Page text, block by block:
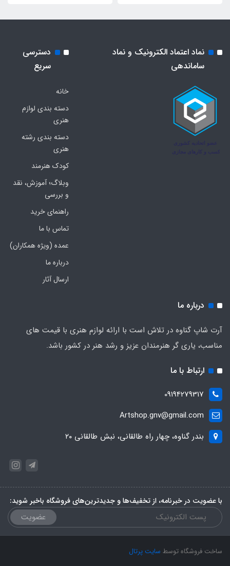
نماد اعتماد الکترونیک و نماد
ساماندهی
دسترسی
سریع
خانه
دسته بندی لوازم
هنری
دسته بندی رشته
هنری
کودک هنرمند
وبلاگ؛ آموزش، نقد
و بررسی
راهنمای خرید
تماس با ما
عمده (ویژه همکاران)
درباره ما
ارسال آثار
درباره ما
آرت شاپ گناوه در تلاش است با ارائه لوازم هنری با قیمت های
مناسب، یاری گر هنرمندان عزیز و رشد هنر در کشور باشد.
ارتباط با ما
09194279317
Artshop.gnv@gmail.com
بندر گناوه، چهار راه طالقانی، نبش طالقانی ۲۰
با عضویت در خبرنامه، از تخفیف‌ها و جدیدترین‌های فروشگاه باخبر شوید:
عضویت
ساخت فروشگاه توسط سایت پرتال